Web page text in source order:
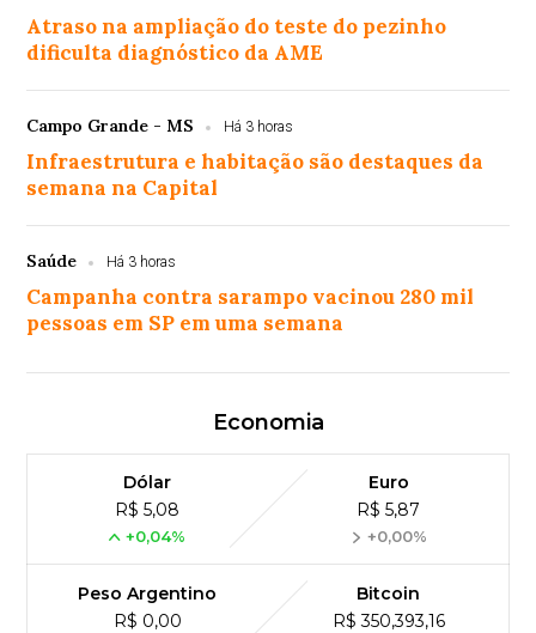
Atraso na ampliação do teste do pezinho
dificulta diagnóstico da AME
Campo Grande - MS Há 3 horas
Infraestrutura e habitação são destaques da
semana na Capital
Saúde Há 3 horas
Campanha contra sarampo vacinou 280 mil
pessoas em SP em uma semana
Economia
Dólar
R$ 5,08
+0,04%
Euro
R$ 5,87
+0,00%
Peso Argentino
R$ 0,00
Bitcoin
R$ 350,393,16